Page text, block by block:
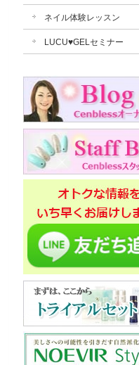
ネイル体験レッスン
LUCU♥GELセミナー